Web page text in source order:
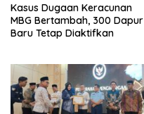
Kasus Dugaan Keracunan
MBG Bertambah, 300 Dapur
Baru Tetap Diaktifkan